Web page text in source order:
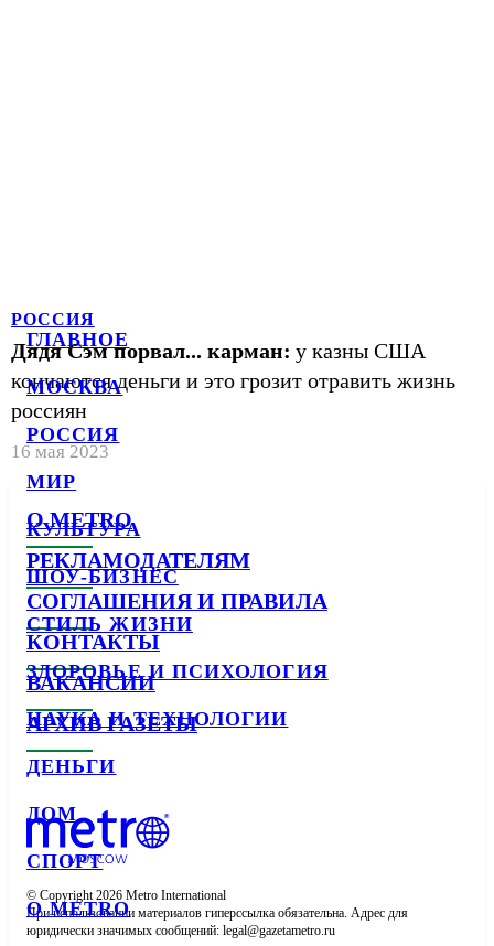
ГЛАВНОЕ
МОСКВА
РОССИЯ
МИР
КУЛЬТУРА
ШОУ-БИЗНЕС
СТИЛЬ ЖИЗНИ
ЗДОРОВЬЕ И ПСИХОЛОГИЯ
НАУКА И ТЕХНОЛОГИИ
ДЕНЬГИ
ДОМ
СПОРТ
О METRO
РОССИЯ
Дядя Сэм порвал... карман: у казны США
кончаются деньги и это грозит отравить жизнь
россиян
16 мая 2023
О METRO
РЕКЛАМОДАТЕЛЯМ
СОГЛАШЕНИЯ И ПРАВИЛА
КОНТАКТЫ
ВАКАНСИИ
АРХИВ ГАЗЕТЫ
© Copyright 2026 Metro International
При использовании материалов гиперссылка обязательна. Адрес для
юридически значимых сообщений: